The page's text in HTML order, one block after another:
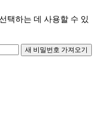
택하는 데 사용할 수 있